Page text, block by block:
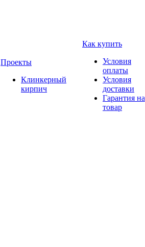
Проекты
Клинкерный
кирпич
Как купить
Условия
оплаты
Условия
доставки
Гарантия на
товар